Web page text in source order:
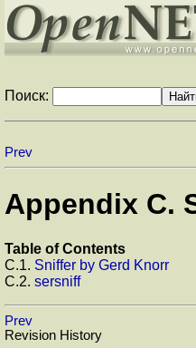
Поиск:
Prev
Appendix C.
Table of Contents
C.1. Sniffer by Gerd Knorr
C.2. sersniff
Prev
Revision History